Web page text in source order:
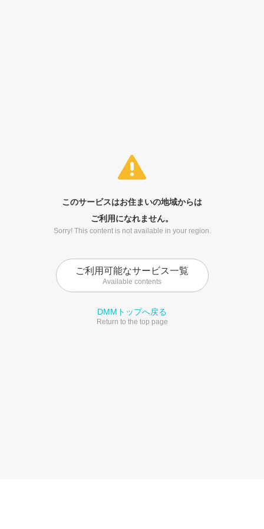
このサービスはお住まいの地域からは
ご利用になれません。
Sorry! This content is not available in your region.
ご利用可能なサービス一覧
Available contents
DMMトップへ戻る
Return to the top page